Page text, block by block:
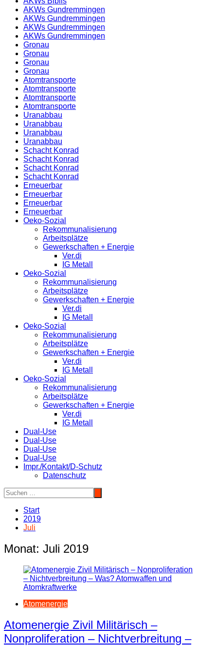
AKWs Gundremmingen
AKWs Gundremmingen
AKWs Gundremmingen
AKWs Gundremmingen
Gronau
Gronau
Gronau
Gronau
Atomtransporte
Atomtransporte
Atomtransporte
Atomtransporte
Uranabbau
Uranabbau
Uranabbau
Uranabbau
Schacht Konrad
Schacht Konrad
Schacht Konrad
Schacht Konrad
Erneuerbar
Erneuerbar
Erneuerbar
Erneuerbar
Oeko-Sozial
Rekommunalisierung
Arbeitsplätze
Gewerkschaften + Energie
Ver.di
IG Metall
Oeko-Sozial
Rekommunalisierung
Arbeitsplätze
Gewerkschaften + Energie
Ver.di
IG Metall
Oeko-Sozial
Rekommunalisierung
Arbeitsplätze
Gewerkschaften + Energie
Ver.di
IG Metall
Oeko-Sozial
Rekommunalisierung
Arbeitsplätze
Gewerkschaften + Energie
Ver.di
IG Metall
Dual-Use
Dual-Use
Dual-Use
Dual-Use
Impr./Kontakt/D-Schutz
Datenschutz
Start
2019
Juli
Monat: Juli 2019
Atomenergie
Atomenergie Zivil Militärisch –
Nonproliferation – Nichtverbreitung –